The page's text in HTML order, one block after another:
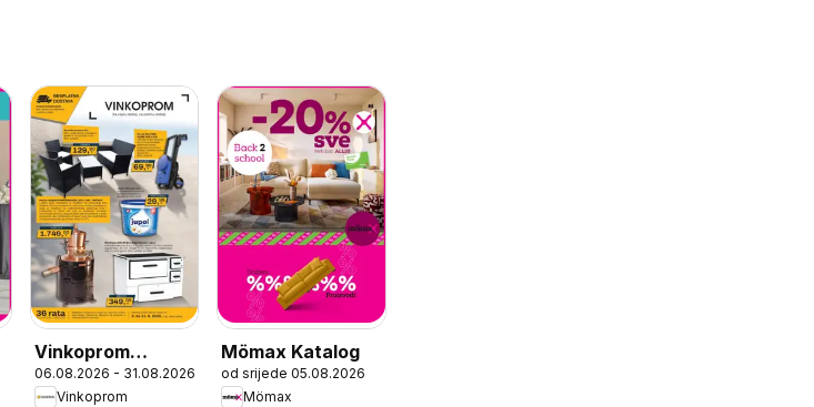
Vinkoprom
Katalog
06.08.2026 - 31.08.2026
Vinkoprom
Mömax Katalog
od srijede 05.08.2026
Mömax